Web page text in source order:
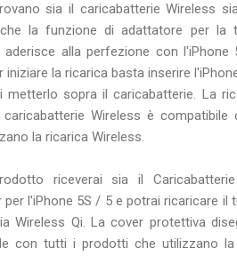
sia il caricabatterie Wireless
la funzione di adattatore per la
aderisce alla perfezione con l'iPhone
iniziare la ricarica basta inserire
sopra il caricabatterie. La
Wireless è compatibile
la ricarica Wireless.
riceverai sia il
l'iPhone 5S / 5 e potrai ricaricare il
Wireless Qi. La cover protettiva
con tutti i prodotti che utilizzano